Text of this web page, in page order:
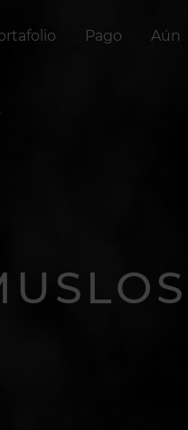
Pago Aún